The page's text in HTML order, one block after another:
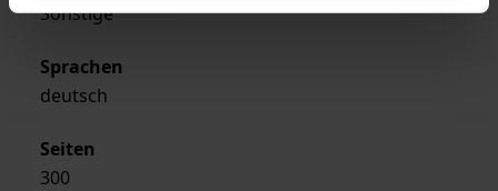
Sonstige
Sprachen
deutsch
Seiten
300